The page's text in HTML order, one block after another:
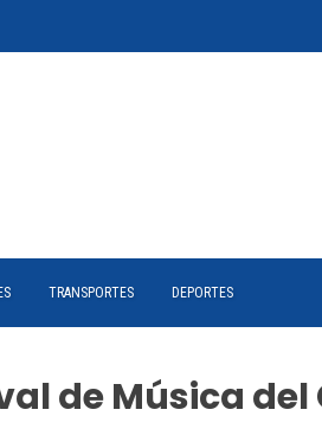
TRANSPORTES DEPORTES
de Música del